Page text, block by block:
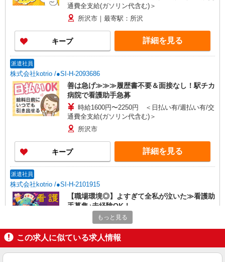
通費全支給(ガソリン代含む)＞
所沢市｜最寄駅：所沢
キープ 詳細を見る
派遣社員
株式会社kotrio /●SI-H-2093686
善は急げ≫≫≫履歴書不要＆面接なし！駅チカ
病院で看護助手急募
時給1600円〜2250円 ＜日払い有/週払い有/交
通費全支給(ガソリン代含む)＞
所沢市
キープ 詳細を見る
派遣社員
株式会社kotrio /●SI-H-2101915
【職場環境◎】よすぎて全私が泣いた≫看護助
手募集♪未経験OK！
時給1600円〜2250円 ＜日払い有/週払い有/交
通費全支給(ガソリン代含む)＞
所沢市
もっと見る
この求人に似ている求人情報